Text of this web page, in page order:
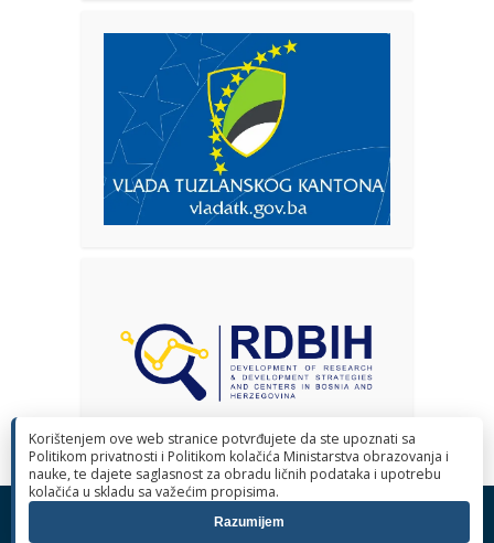
© 2026 Ministarstvo obrazovanja i nauke Tuzlanskog kantona. Sva
Korištenjem ove web stranice potvrđujete da ste upoznati sa
Politikom privatnosti i Politikom kolačića Ministarstva obrazovanja i
nauke, te dajete saglasnost za obradu ličnih podataka i upotrebu
kolačića u skladu sa važećim propisima.
Razumijem